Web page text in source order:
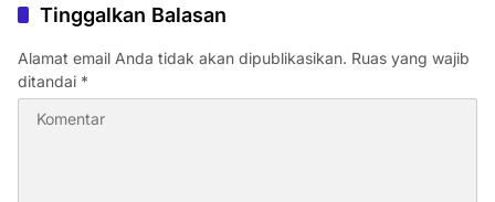
Tinggalkan Balasan
Alamat email Anda tidak akan dipublikasikan. Ruas yang wajib
ditandai *